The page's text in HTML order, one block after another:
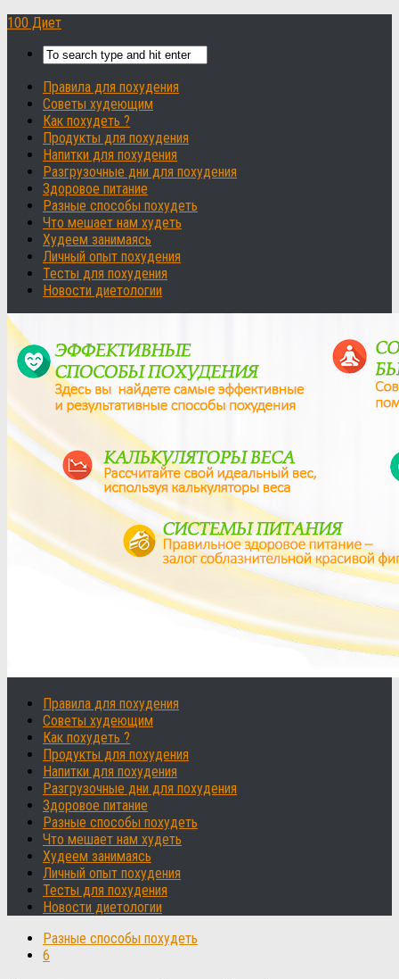
100 Диет
Правила для похудения
Советы худеющим
Как похудеть ?
Продукты для похудения
Напитки для похудения
Разгрузочные дни для похудения
Здоровое питание
Разные способы похудеть
Что мешает нам худеть
Худеем занимаясь
Личный опыт похудения
Тесты для похудения
Новости диетологии
Правила для похудения
Советы худеющим
Как похудеть ?
Продукты для похудения
Напитки для похудения
Разгрузочные дни для похудения
Здоровое питание
Разные способы похудеть
Что мешает нам худеть
Худеем занимаясь
Личный опыт похудения
Тесты для похудения
Новости диетологии
Разные способы похудеть
6